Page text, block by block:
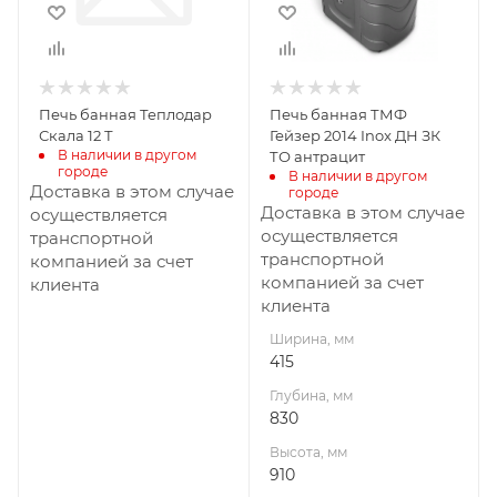
Печь банная Теплодар
Скала 12 Т
В наличии в другом
городе
Доставка в этом случае
осуществляется
транспортной
компанией за счет
клиента
910
Материал
Жаростойкая
сталь
Вид топлива
Дрова
Диаметр дымохода,
мм
115
Длина дров, мм
500
Масса камней, кг
63
Гарантия, мес.
12
Печь банная ТМФ
Гейзер 2014 Inox ДН ЗК
ТО антрацит
В наличии в другом
городе
Доставка в этом случае
осуществляется
транспортной
компанией за счет
клиента
Ширина, мм
415
Глубина, мм
830
Высота, мм
910